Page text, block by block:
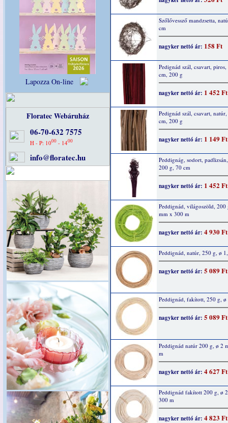
Lapozza On-line
Floratec Webáruház
06-70-632 7575
H - P: 1000- 1400
info@floratec.hu
Szőlővessző mandzsetta,
cm
nagyker nettó ár: 158 Ft
Pedignád szál, csavart,
cm, 200 g
nagyker nettó ár: 1 452 Ft
Pedignád szál, csavart,
cm, 200 g
nagyker nettó ár: 1 149 Ft
Peddignág, sodort,
200 g, 70 cm
nagyker nettó ár: 1 452 Ft
Peddignád, világoszöld, 200
mm x 300 m
nagyker nettó ár: 4 930 Ft
Peddignád, natúr, 250 g, ø
nagyker nettó ár: 5 089 Ft
Peddignád, fakított, 250 g,
nagyker nettó ár: 5 089 Ft
Peddignád natúr 200 g, ø 2
m
nagyker nettó ár: 4 627 Ft
Peddignád fakított 200 g, ø
300 m
nagyker nettó ár: 4 823 Ft